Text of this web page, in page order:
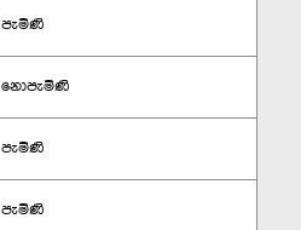
පැමිණි
නොපැමිණි
පැමිණි
පැමිණි